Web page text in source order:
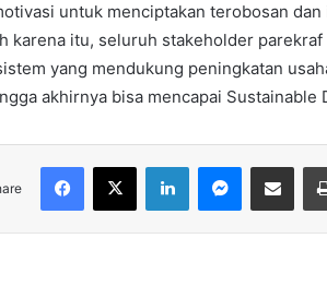
untuk menciptakan terobosan
karena itu, seluruh stakeholder
yang mendukung peningkatan
akhirnya bisa mencapai Sustainable